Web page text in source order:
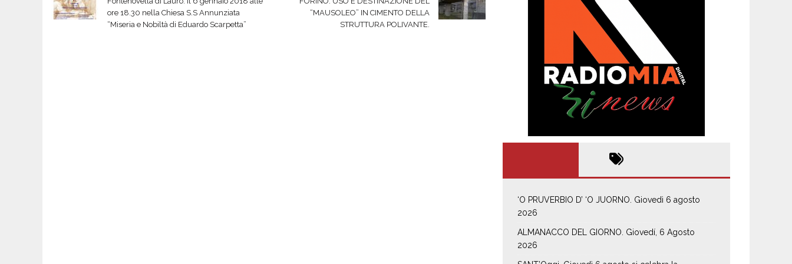
ore 18.30 nella Chiesa S.S Annunziata
“Miseria e Nobiltà di Eduardo Scarpetta”
“MAUSOLEO” IN CIMENTO DELLA
STRUTTURA POLIVANTE.
‘O PRUVERBIO D’ ‘O JUORNO. Giovedì 6 agosto
2026
ALMANACCO DEL GIORNO. Giovedí, 6 Agosto
2026